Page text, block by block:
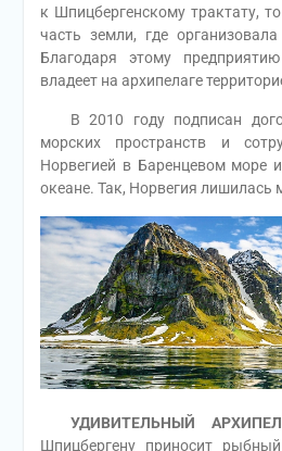
к Шпицбергенскому трактату,
часть земли, где организовала
Благодаря этому
владеет на архипелаге
В 2010 году подписан
морских пространств и
Норвегией в Баренцевом море
океане. Так, Норвегия лишилась
УДИВИТЕЛЬНЫЙ
Шпицбергену приносит